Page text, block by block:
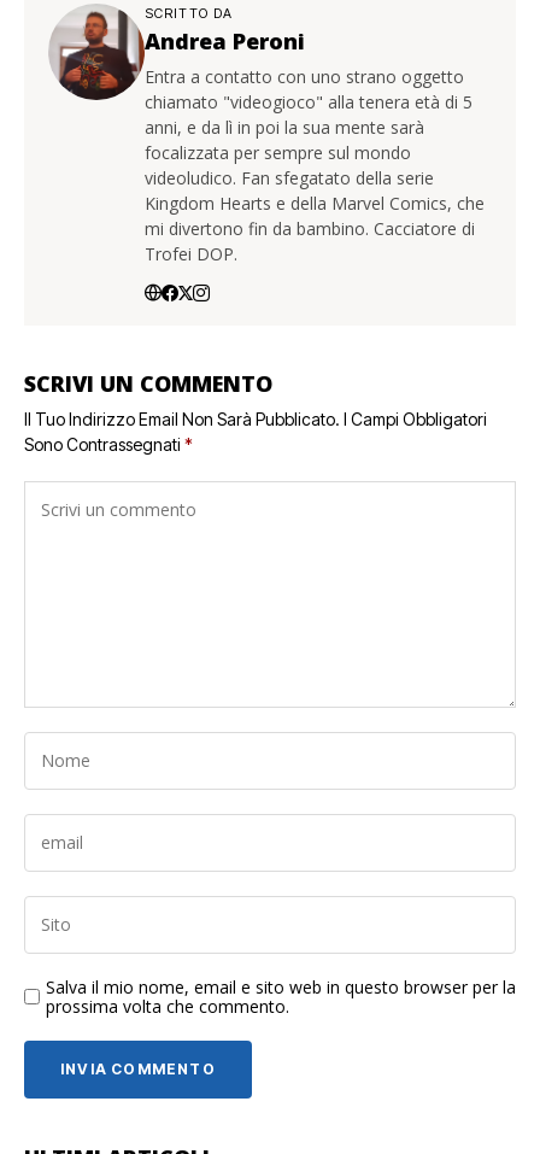
SCRITTO DA
Andrea Peroni
Entra a contatto con uno strano oggetto
chiamato "videogioco" alla tenera età di 5
anni, e da lì in poi la sua mente sarà
focalizzata per sempre sul mondo
videoludico. Fan sfegatato della serie
Kingdom Hearts e della Marvel Comics, che
mi divertono fin da bambino. Cacciatore di
Trofei DOP.
SCRIVI UN COMMENTO
Il Tuo Indirizzo Email Non Sarà Pubblicato. I Campi Obbligatori
Sono Contrassegnati *
Salva il mio nome, email e sito web in questo browser per la
prossima volta che commento.